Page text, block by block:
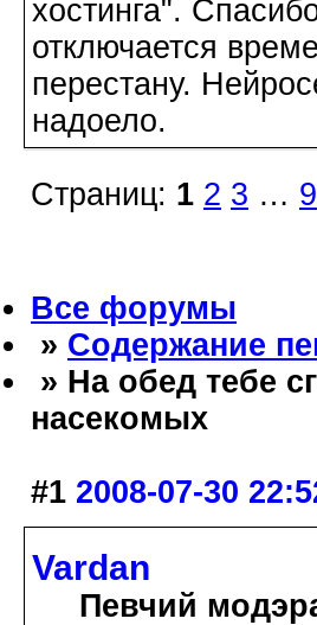
хостинга".
отключается
перестану.
надоело.
Страниц: 1 2 3 … 9
Все форумы
» Содержание
» На обед тебе
насекомых
#1 2008-07-30
Vardan
Певчий